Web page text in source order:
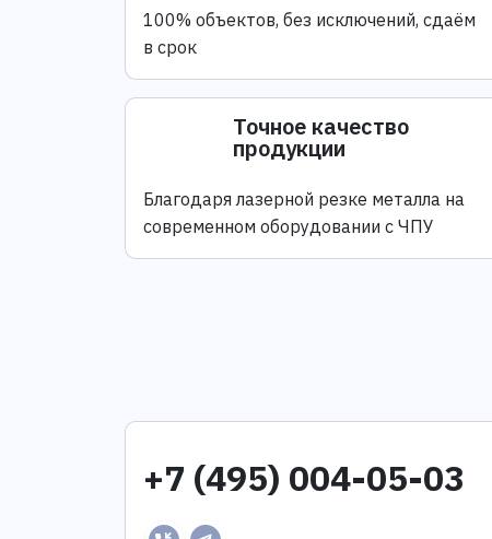
100% объектов, без исключений, сдаём
в срок
Точное качество
продукции
Благодаря лазерной резке металла на
современном оборудовании с ЧПУ
+7 (495) 004-05-03